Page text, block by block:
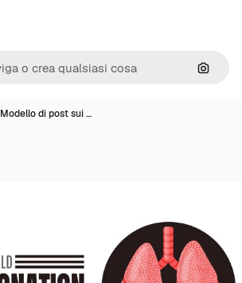
Cerca
Modello di post sui …